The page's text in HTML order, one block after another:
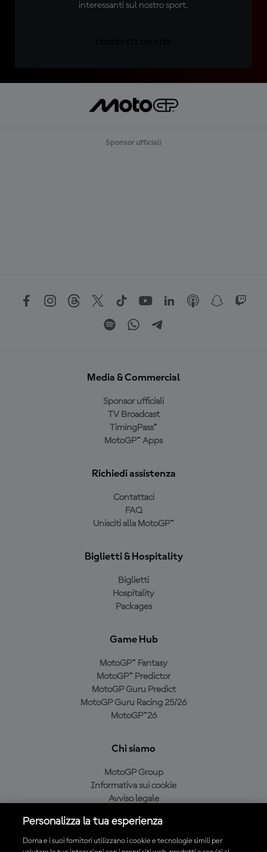
interessanti sul nostro sport.
Sponsor ufficiali
Media & Commercial
Sponsor ufficiali
TV Broadcast
TimingPass™
MotoGP™ Apps
Richiedi assistenza
Contattaci
FAQ
Unisciti alla MotoGP™
Biglietti & Hospitality
Biglietti
Hospitality
Packages
Game Hub
MotoGP™ Fantasy
MotoGP™ Predictor
MotoGP Guru Predict
MotoGP Guru Racing 25/26
MotoGP™26
Chi siamo
MotoGP Group
Informativa sui cookie
Avviso legale
Condizioni di acquisto
Personalizza la tua esperienza
Dorna e i suoi fornitori utilizzano i cookie e tecnologie simili per